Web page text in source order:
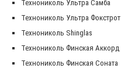
Технониколь Ультра Самба
Технониколь Ультра Фокстрот
Технониколь Shinglas
Технониколь Финская Аккорд
Технониколь Финская Соната